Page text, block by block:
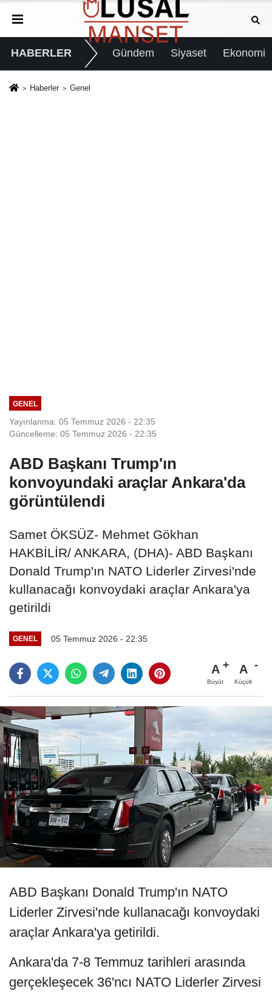
HABERLER Gündem Siyaset Ekonomi
Haberler Genel
GENEL
Yayınlanma: 05 Temmuz 2026 - 22:35
Güncelleme: 05 Temmuz 2026 - 22:35
ABD Başkanı Trump'ın
konvoyundaki araçlar Ankara'da
görüntülendi
Samet ÖKSÜZ- Mehmet Gökhan
HAKBİLİR/ ANKARA, (DHA)- ABD Başkanı
Donald Trump'ın NATO Liderler Zirvesi'nde
kullanacağı konvoydaki araçlar Ankara'ya
getirildi
GENEL 05 Temmuz 2026 - 22:35
A
Büyüt
A
Küçült
ABD Başkanı Donald Trump'ın NATO
Liderler Zirvesi'nde kullanacağı konvoydaki
araçlar Ankara'ya getirildi.
Ankara'da 7-8 Temmuz tarihleri arasında
gerçekleşecek 36'ncı NATO Liderler Zirvesi